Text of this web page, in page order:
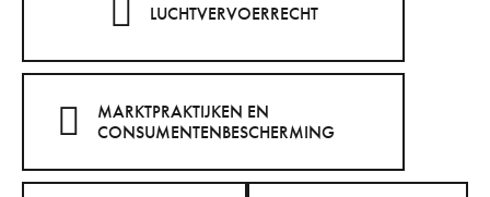
LUCHTVERVOERRECHT
MARKTPRAKTIJKEN EN
CONSUMENTENBESCHERMING